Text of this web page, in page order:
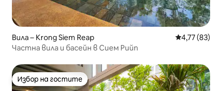
Вила – Krong Siem Reap Средна
4,77 (83)
Частна вила и басейн в Сием Рийп
Избор на гостите
Избор на гостите